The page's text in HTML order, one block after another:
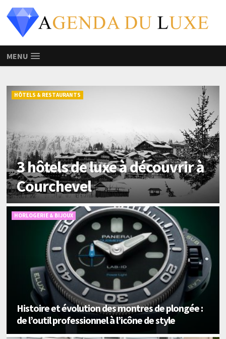
MENU
3 hôtels de luxe à découvrir à
Courchevel
HÔTELS & RESTAURANTS
Histoire et évolution des montres de plongée :
de l’outil professionnel à l’icône de style
HORLOGERIE & BIJOUX